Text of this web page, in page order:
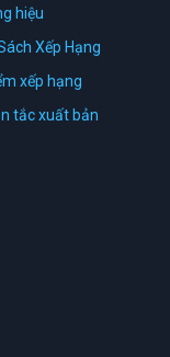
hiệu
Xếp Hạng
xếp hạng
tắc xuất bản